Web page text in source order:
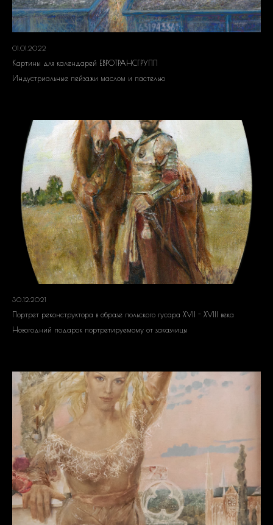
01.01.2022
Картины для календарей ЕВРОТРАНСГРУПП
Индустриальные пейзажи маслом и пастелью
30.12.2021
Портрет реконструктора в образе польского гусара XVII - XVIII века
Новогодний подарок портретируемому от заказчицы